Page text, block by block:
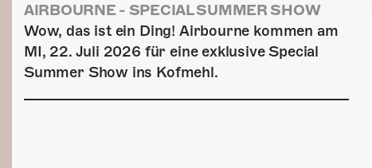
AIRBOURNE - SPECIAL SUMMER SHOW
Wow, das ist ein Ding! Airbourne kommen am
MI, 22. Juli 2026 für eine exklusive Special
Summer Show ins Kofmehl.